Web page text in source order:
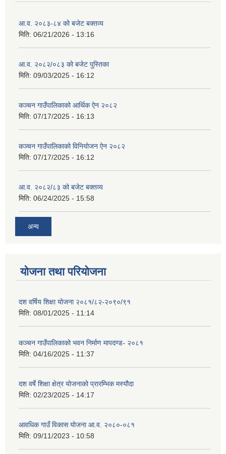
आ.व. २०८३-८४ को बजेट बक्तव्य
मिति: 06/21/2026 - 13:16
आ.व. २०८२/०८३ को बजेट पुस्तिका
मिति: 09/03/2025 - 16:12
कञ्‍चन गाउँपालिकाको आर्थिक ऐन २०८२
मिति: 07/17/2025 - 16:13
कञ्‍चन गाउँपालिकाको विनियोजन ऐन २०८२
मिति: 07/17/2025 - 16:12
आ.व. २०८२/८३ को बजेट बक्तव्य
मिति: 06/24/2025 - 15:58
अन्य
योजना तथा परियोजना
दश वर्षिय शिक्षा योजना २०८१/८२-२०९०/९१
मिति: 08/01/2025 - 11:14
कञ्‍चन गाउँपालिकाको भवन निर्माण मापदण्ड- २०८१
मिति: 04/16/2025 - 11:37
दश वर्षे शिक्षा क्षेत्र योजनाको प्रारम्भिक मस्यौदा
मिति: 02/23/2025 - 14:17
आवधिक गाउँ विकास योजना आ.व. २०८०-०८१
मिति: 09/11/2023 - 10:58